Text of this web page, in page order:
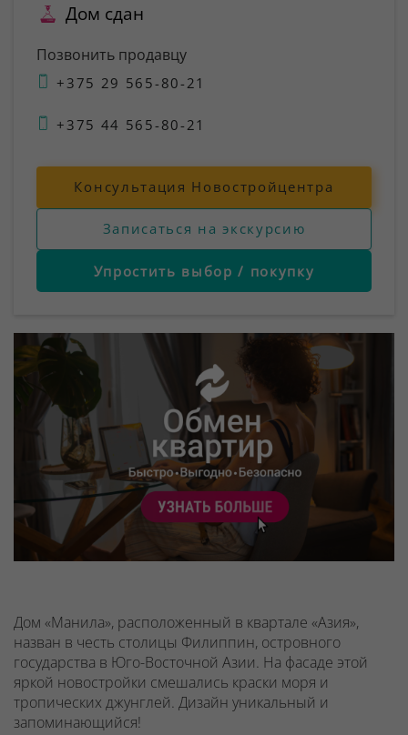
Дом сдан
Позвонить продавцу
+375 29 565-80-21
+375 44 565-80-21
Консультация Новостройцентра
Записаться на экскурсию
Упростить выбор / покупку
Дом «Манила», расположенный в квартале «Азия»,
назван в честь столицы Филиппин, островного
государства в Юго-Восточной Азии. На фасаде этой
яркой новостройки смешались краски моря и
тропических джунглей. Дизайн уникальный и
запоминающийся!